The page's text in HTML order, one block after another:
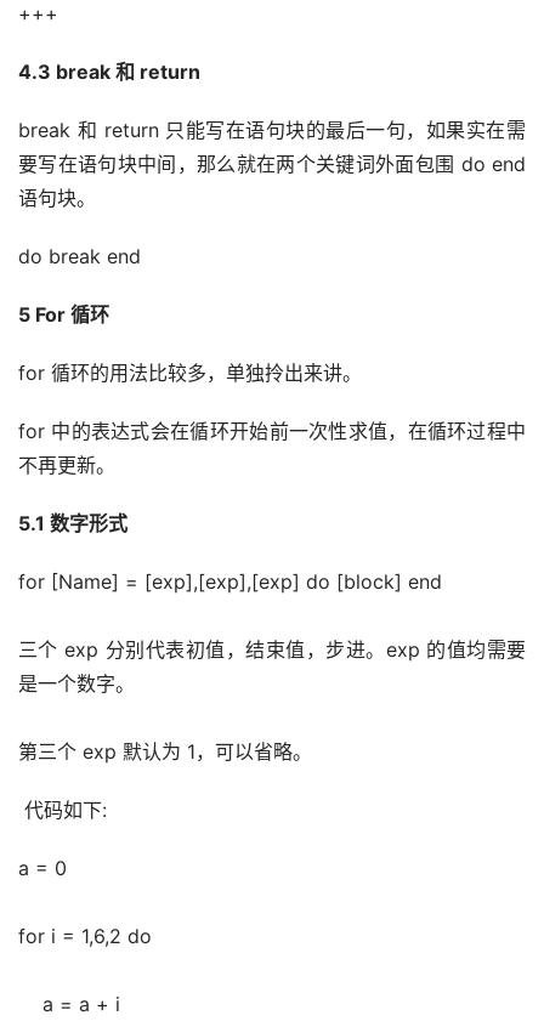
+++
4.3 break 和 return
break 和 return 只能写在语句块的最后一句，如果实在需
要写在语句块中间，那么就在两个关键词外面包围 do end
语句块。
do break end
5 For 循环
for 循环的用法比较多，单独拎出来讲。
for 中的表达式会在循环开始前一次性求值，在循环过程中
不再更新。
5.1 数字形式
for [Name] = [exp],[exp],[exp] do [block] end
三个 exp 分别代表初值，结束值，步进。exp 的值均需要
是一个数字。
第三个 exp 默认为 1，可以省略。
代码如下:
a = 0
for i = 1,6,2 do
a = a + i